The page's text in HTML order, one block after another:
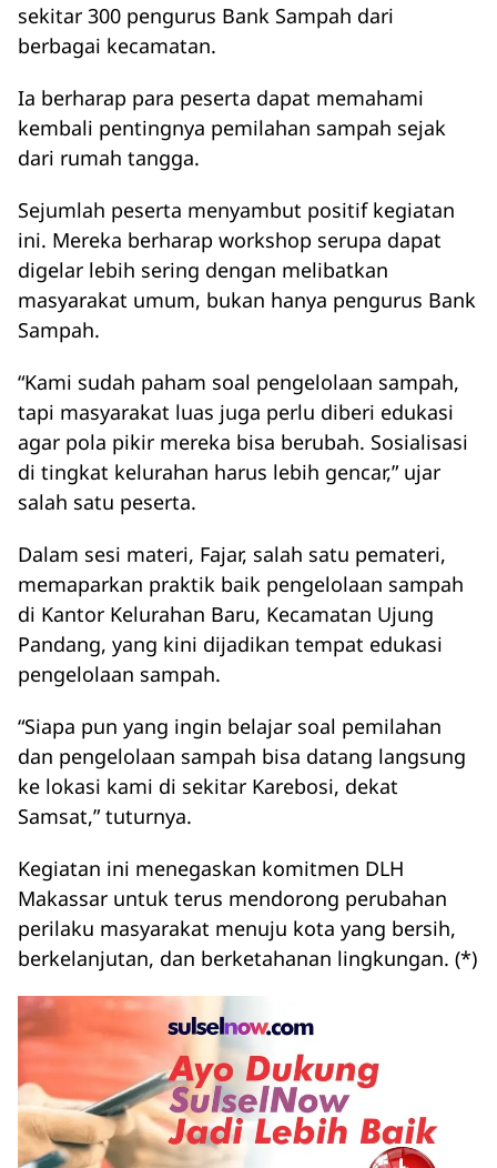
sekitar 300 pengurus Bank Sampah dari
berbagai kecamatan.
Ia berharap para peserta dapat memahami
kembali pentingnya pemilahan sampah sejak
dari rumah tangga.
Sejumlah peserta menyambut positif kegiatan
ini. Mereka berharap workshop serupa dapat
digelar lebih sering dengan melibatkan
masyarakat umum, bukan hanya pengurus Bank
Sampah.
“Kami sudah paham soal pengelolaan sampah,
tapi masyarakat luas juga perlu diberi edukasi
agar pola pikir mereka bisa berubah. Sosialisasi
di tingkat kelurahan harus lebih gencar,” ujar
salah satu peserta.
Dalam sesi materi, Fajar, salah satu pemateri,
memaparkan praktik baik pengelolaan sampah
di Kantor Kelurahan Baru, Kecamatan Ujung
Pandang, yang kini dijadikan tempat edukasi
pengelolaan sampah.
“Siapa pun yang ingin belajar soal pemilahan
dan pengelolaan sampah bisa datang langsung
ke lokasi kami di sekitar Karebosi, dekat
Samsat,” tuturnya.
Kegiatan ini menegaskan komitmen DLH
Makassar untuk terus mendorong perubahan
perilaku masyarakat menuju kota yang bersih,
berkelanjutan, dan berketahanan lingkungan. (*)